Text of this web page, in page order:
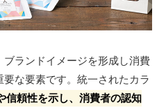
ランドイメージを形成し消費
な要素です。統一されたカラ
信頼性を示し、消費者の認知